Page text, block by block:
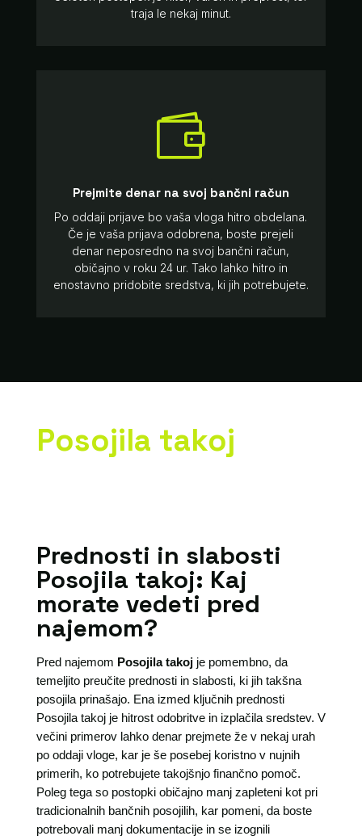
traja le nekaj minut.

Prejmite denar na svoj bančni račun
Po oddaji prijave bo vaša vloga hitro obdelana.
Če je vaša prijava odobrena, boste prejeli
denar neposredno na svoj bančni račun,
običajno v roku 24 ur. Tako lahko hitro in
enostavno pridobite sredstva, ki jih potrebujete.
Posojila takoj
Prednosti in slabosti
Posojila takoj: Kaj
morate vedeti pred
najemom?
Pred najemom Posojila takojje pomembno, da
temeljito preučite prednosti in slabosti, ki jih takšna
posojila prinašajo. Ena izmed ključnih prednosti
Posojila takoj je hitrost odobritve in izplačila sredstev. V
večini primerov lahko denar prejmete že v nekaj urah
po oddaji vloge, kar je še posebej koristno v nujnih
primerih, ko potrebujete takojšnjo finančno pomoč.
Poleg tega so postopki običajno manj zapleteni kot pri
tradicionalnih bančnih posojilih, kar pomeni, da boste
potrebovali manj dokumentacije in se izognili